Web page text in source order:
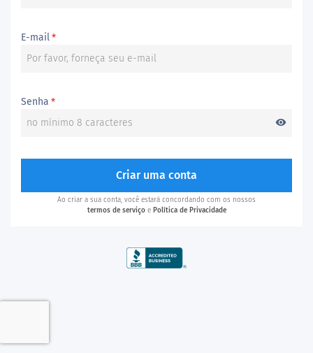
E-mail*
Senha *
visibility
Criar uma conta
Ao criar a sua conta, você estará concordando com os nossos
termos de serviçoe Política de Privacidade